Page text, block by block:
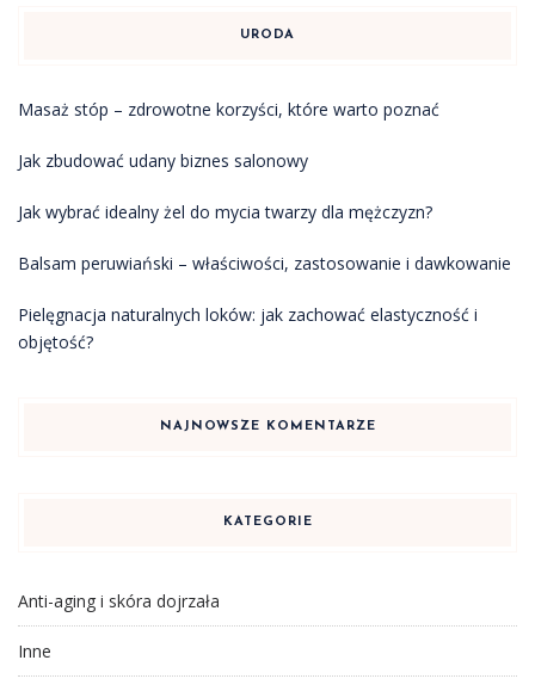
URODA
Masaż stóp – zdrowotne korzyści, które warto poznać
Jak zbudować udany biznes salonowy
Jak wybrać idealny żel do mycia twarzy dla mężczyzn?
Balsam peruwiański – właściwości, zastosowanie i dawkowanie
Pielęgnacja naturalnych loków: jak zachować elastyczność i
objętość?
NAJNOWSZE KOMENTARZE
KATEGORIE
Anti-aging i skóra dojrzała
Inne